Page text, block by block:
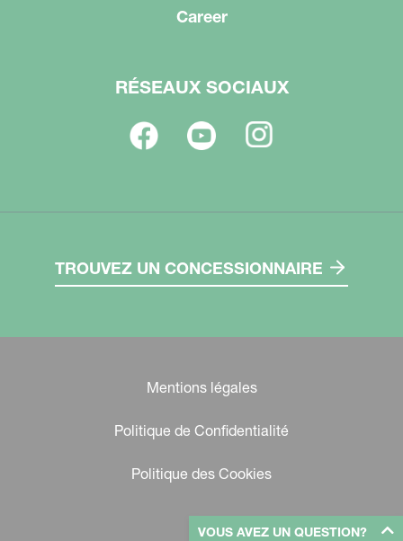
VOUS AVEZ UN QUESTION?
Career
RÉSEAUX SOCIAUX
TROUVEZ UN CONCESSIONNAIRE
Mentions légales
Politique de Confidentialité
Politique des Cookies